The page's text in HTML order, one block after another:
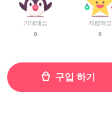
기대돼요
0
저렴해요
0
구입 하기